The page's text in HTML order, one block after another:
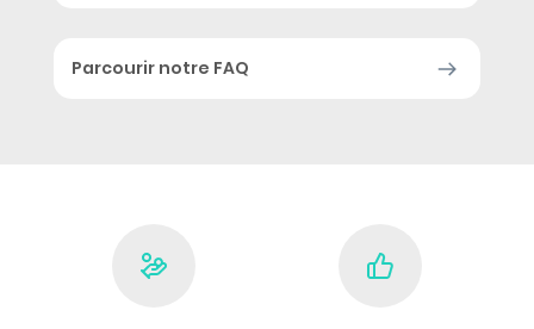
Parcourir notre FAQ